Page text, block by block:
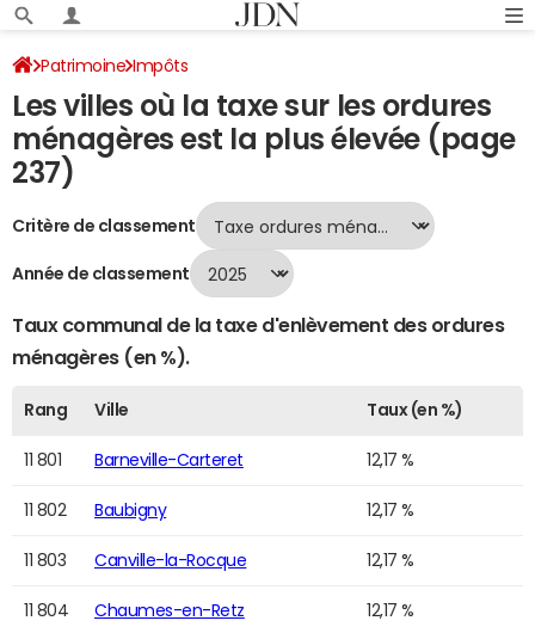
Patrimoine Impôts
Villes où la taxe sur les ordures ménagères est la plus élevée
Page 237
Les villes où la taxe sur les ordures
ménagères est la plus élevée (page
237)
Critère de classement
Année de classement
Taux communal de la taxe d'enlèvement des ordures
ménagères (en %).
Rang Ville Taux (en %)
11 801 Barneville-Carteret 12,17 %
11 802 Baubigny 12,17 %
11 803 Canville-la-Rocque 12,17 %
11 804 Chaumes-en-Retz 12,17 %